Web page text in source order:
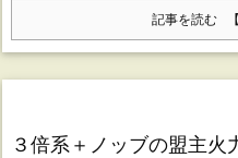
記事を読む
３倍系＋ノッブの盟主火